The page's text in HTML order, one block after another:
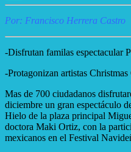
Compartir
Por: Francisco Herrera Castro
-Disfrutan familas espectacular
-Protagonizan artistas Christmas
Mas de 700 ciudadanos
diciembre un gran espectáculo
Hielo de la plaza principal
doctora Maki Ortiz, con la
mexicanos en el Festival